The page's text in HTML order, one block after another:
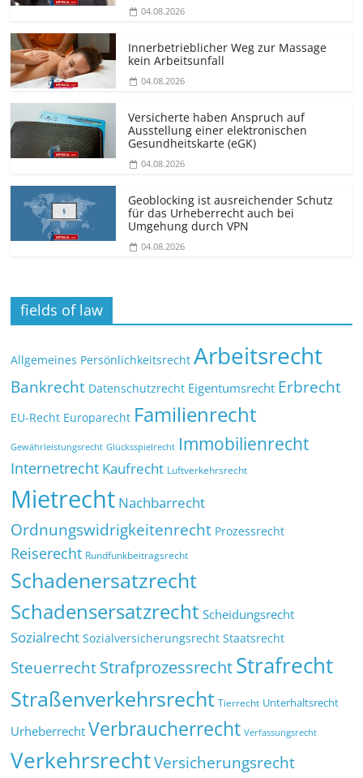
04.08.2026
Innerbetrieblicher Weg zur Massage
kein Arbeitsunfall
04.08.2026
Versicherte haben Anspruch auf
Ausstellung einer elektronischen
Gesundheitskarte (eGK)
04.08.2026
Geoblocking ist ausreichender Schutz
für das Urheberrecht auch bei
Umgehung durch VPN
04.08.2026
fields of law
Allgemeines Persönlichkeitsrecht Arbeitsrecht
Bankrecht Datenschutzrecht Eigentumsrecht Erbrecht
EU-Recht Europarecht Familienrecht
Gewährleistungsrecht Glücksspielrecht Immobilienrecht
Internetrecht Kaufrecht Luftverkehrsrecht
Mietrecht Nachbarrecht
Ordnungswidrigkeitenrecht Prozessrecht
Reiserecht Rundfunkbeitragsrecht
Schadenersatzrecht
Schadensersatzrecht Scheidungsrecht
Sozialrecht Sozialversicherungsrecht Staatsrecht
SteuerrechtStrafprozessrechtStrafrecht
Straßenverkehrsrecht Tierrecht Unterhaltsrecht
Urheberrecht Verbraucherrecht Verfassungsrecht
VerkehrsrechtVersicherungsrecht